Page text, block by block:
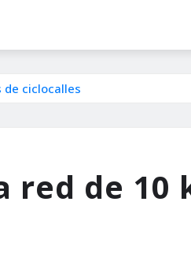
ciclocalles
red de 10